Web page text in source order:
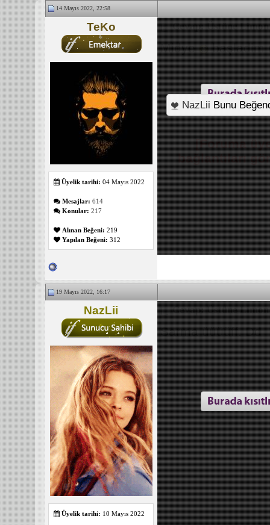
14 Mayıs 2022, 22:58
TeKo
Üyelik tarihi: 04 Mayıs 2022
Mesajlar: 614
Konular: 217
Alınan Beğeni: 219
Yapılan Beğeni: 312
Cevap: Üstüne Limon
Midye başladim
NazLii Bunu
[Foruma
bağlantıları
19 Mayıs 2022, 16:17
NazLii
Üyelik tarihi: 10 Mayıs 2022
Cevap: Üstüne Limon
Sarma üüüüff. Dd